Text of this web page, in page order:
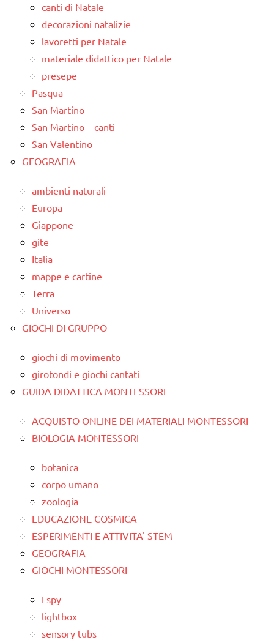
canti di Natale
decorazioni natalizie
lavoretti per Natale
materiale didattico per Natale
presepe
Pasqua
San Martino
San Martino – canti
San Valentino
GEOGRAFIA
ambienti naturali
Europa
Giappone
gite
Italia
mappe e cartine
Terra
Universo
GIOCHI DI GRUPPO
giochi di movimento
girotondi e giochi cantati
GUIDA DIDATTICA MONTESSORI
ACQUISTO ONLINE DEI MATERIALI MONTESSORI
BIOLOGIA MONTESSORI
botanica
corpo umano
zoologia
EDUCAZIONE COSMICA
ESPERIMENTI E ATTIVITA' STEM
GEOGRAFIA
GIOCHI MONTESSORI
I spy
lightbox
sensory tubs